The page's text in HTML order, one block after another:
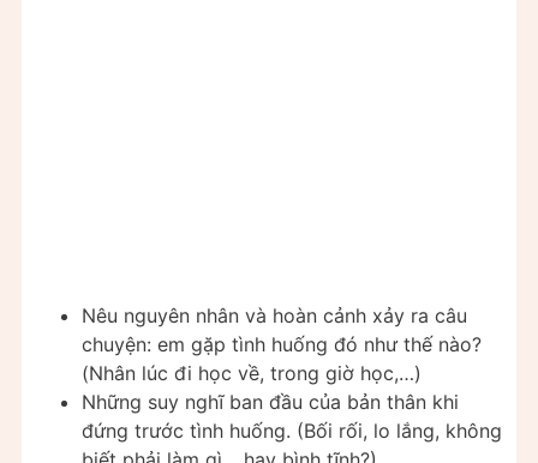
Nêu nguyên nhân và hoàn cảnh xảy ra câu
chuyện: em gặp tình huống đó như thế nào?
(Nhân lúc đi học về, trong giờ học,…)
Những suy nghĩ ban đầu của bản thân khi
đứng trước tình huống. (Bối rối, lo lắng, không